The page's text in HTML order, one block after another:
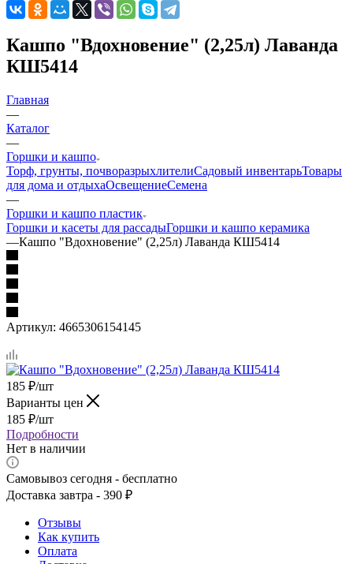
Кашпо "Вдохновение" (2,25л) Лаванда
КШ5414
Главная
—
Каталог
—
Горшки и кашпо
Торф, грунты, почворазрыхлителиСадовый инвентарьТовары
для дома и отдыхаОсвещениеСемена
—
Горшки и кашпо пластик
Горшки и касеты для рассадыГоршки и кашпо керамика
—Кашпо "Вдохновение" (2,25л) Лаванда КШ5414
Артикул: 4665306154145
185 ₽/шт
Варианты цен
185 ₽/шт
Подробности
Нет в наличии
Самовывоз сегодня - бесплатно
Доставка завтра - 390 ₽
Отзывы
Как купить
Оплата